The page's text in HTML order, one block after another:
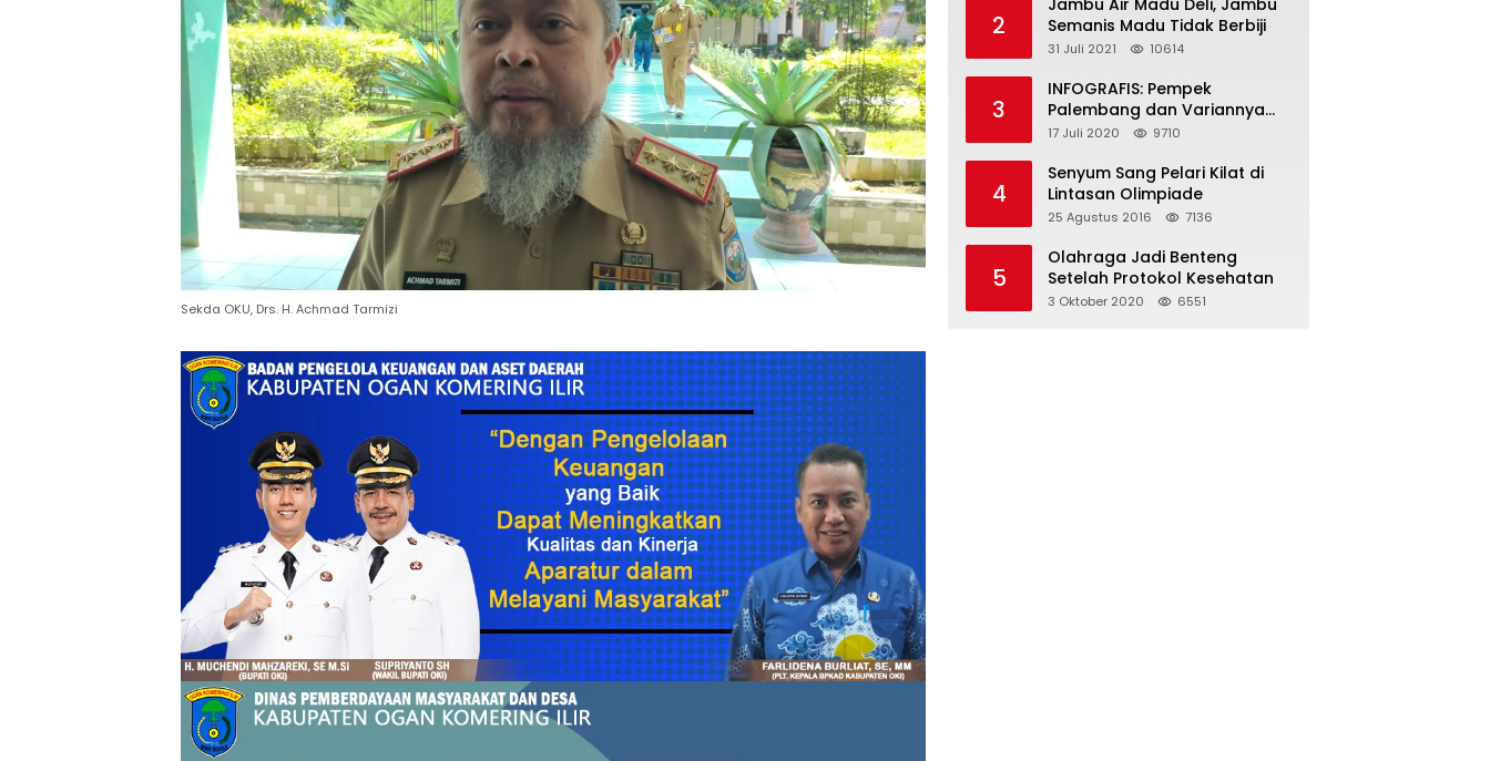
Sekda OKU, Drs. H. Achmad Tarmizi
2
Jambu Air Madu Deli, Jambu
Semanis Madu Tidak Berbiji
31 Juli 2021 10614
3
INFOGRAFIS: Pempek
Palembang dan Variannya
yang Melegenda
17 Juli 2020 9710
4
Senyum Sang Pelari Kilat di
Lintasan Olimpiade
25 Agustus 2016 7136
5
Olahraga Jadi Benteng
Setelah Protokol Kesehatan
3 Oktober 2020 6551